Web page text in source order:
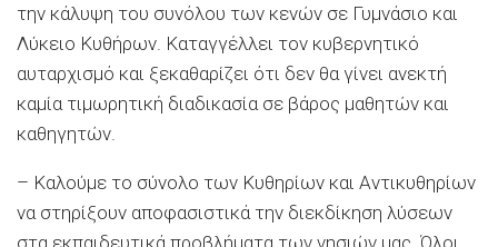
την κάλυψη του συνόλου των κενών σε Γυμνάσιο και
Λύκειο Κυθήρων. Καταγγέλλει τον κυβερνητικό
αυταρχισμό και ξεκαθαρίζει ότι δεν θα γίνει ανεκτή
καμία τιμωρητική διαδικασία σε βάρος μαθητών και
καθηγητών.
– Καλούμε το σύνολο των Κυθηρίων και Αντικυθηρίων
να στηρίξουν αποφασιστικά την διεκδίκηση λύσεων
στα εκπαιδευτικά προβλήματα των νησιών μας. Όλοι